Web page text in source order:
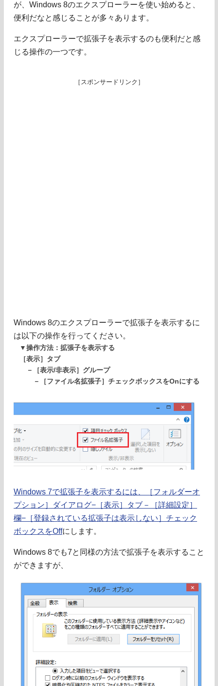
が、Windows 8のエクスプローラーを使い始めると、
便利だなと感じることが多々あります。
エクスプローラーで拡張子を表示するのも便利だと感
じる操作の一つです。
［スポンサードリンク］
Windows 8のエクスプローラーで拡張子を表示するに
は以下の操作を行ってください。
▼操作方法：拡張子を表示する
［表示］タブ
－［表示/非表示］グループ
－［ファイル名拡張子］チェックボックスをOnにする
Windows 7で拡張子を表示するには、［フォルダーオ
プション］ダイアログ−［表示］タブ－［詳細設定］
欄−［登録されている拡張子は表示しない］チェック
ボックスをOffにします。
Windows 8でも7と同様の方法で拡張子を表示すること
ができますが、